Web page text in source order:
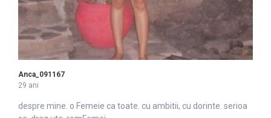
Anca_091167
29 ani
despre mine. o Femeie ca toate. cu ambitii, cu dorinte. serioa